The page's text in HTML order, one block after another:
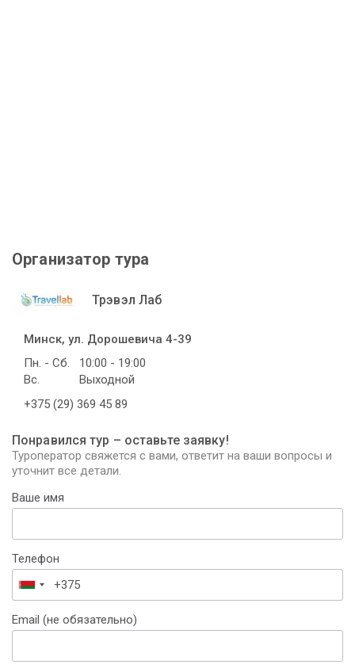
Организатор тура
Трэвэл Лаб
Минск, ул. Дорошевича 4-39
Пн. - Сб.
10:00 - 19:00
Вс.
Выходной
+375 (29) 369 45 89
Понравился тур – оставьте заявку!
Туроператор свяжется с вами, ответит на ваши вопросы и
уточнит все детали.
Ваше имя
Телефон
Беларусь
+375
Email (не обязательно)